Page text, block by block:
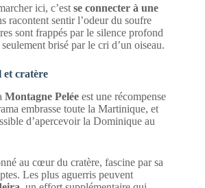
ici, c’est se connecter à une
racontent sentir l’odeur du soufre
sont frappés par le silence profond
brisé par le cri d’un oiseau.
et cratère
Montagne Pelée est une récompense
embrasse toute la Martinique, et
d’apercevoir la Dominique au
au cœur du cratère, fascine par sa
Les plus aguerris peuvent